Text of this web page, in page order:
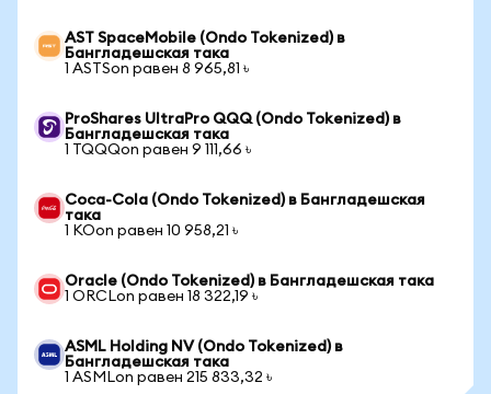
AST SpaceMobile (Ondo Tokenized) в
Бангладешская така
1 ASTSon равен 8 965,81 ৳
ProShares UltraPro QQQ (Ondo Tokenized) в
Бангладешская така
1 TQQQon равен 9 111,66 ৳
Coca-Cola (Ondo Tokenized) в Бангладешская
така
1 KOon равен 10 958,21 ৳
Oracle (Ondo Tokenized) в Бангладешская така
1 ORCLon равен 18 322,19 ৳
ASML Holding NV (Ondo Tokenized) в
Бангладешская така
1 ASMLon равен 215 833,32 ৳